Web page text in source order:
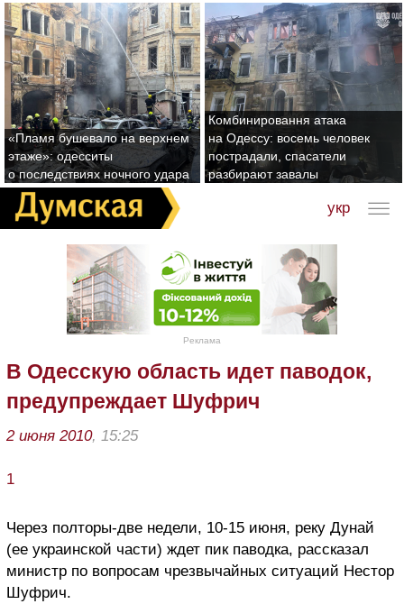
«Пламя бушевало на верхнем
этаже»: одесситы
о последствиях ночного удара
Комбинировання атака
на Одессу: восемь человек
пострадали, спасатели
разбирают завалы
укр
Реклама
В Одесскую область идет паводок,
предупреждает Шуфрич
2 июня 2010, 15:25
1
Через полторы-две недели, 10-15 июня, реку Дунай
(ее украинской части) ждет пик паводка, рассказал
министр по вопросам чрезвычайных ситуаций Нестор
Шуфрич.